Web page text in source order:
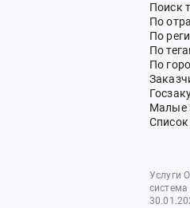
Поиск
По
По
По
По
Малые
Услуги
система